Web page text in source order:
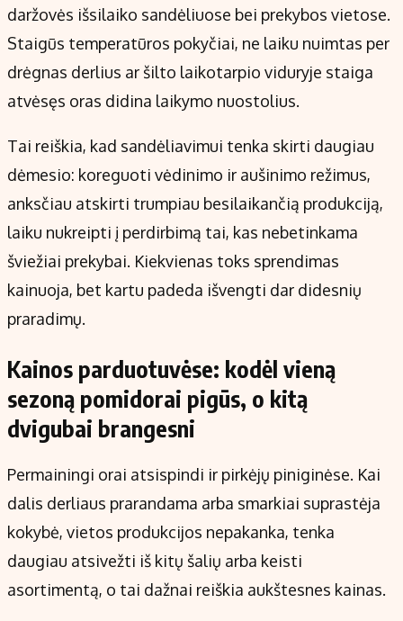
daržovės išsilaiko sandėliuose bei prekybos vietose.
Staigūs temperatūros pokyčiai, ne laiku nuimtas per
drėgnas derlius ar šilto laikotarpio viduryje staiga
atvėsęs oras didina laikymo nuostolius.
Tai reiškia, kad sandėliavimui tenka skirti daugiau
dėmesio: koreguoti vėdinimo ir aušinimo režimus,
anksčiau atskirti trumpiau besilaikančią produkciją,
laiku nukreipti į perdirbimą tai, kas nebetinkama
šviežiai prekybai. Kiekvienas toks sprendimas
kainuoja, bet kartu padeda išvengti dar didesnių
praradimų.
Kainos parduotuvėse: kodėl vieną
sezoną pomidorai pigūs, o kitą
dvigubai brangesni
Permainingi orai atsispindi ir pirkėjų piniginėse. Kai
dalis derliaus prarandama arba smarkiai suprastėja
kokybė, vietos produkcijos nepakanka, tenka
daugiau atsivežti iš kitų šalių arba keisti
asortimentą, o tai dažnai reiškia aukštesnes kainas.